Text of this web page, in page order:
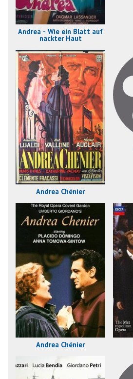
Andrea - Wie ein Blatt auf
nackter Haut
Andrea Chénier
Andrea Chénier